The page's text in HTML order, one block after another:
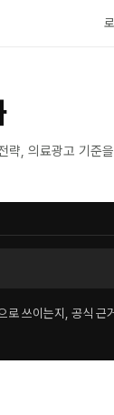
략, 의료광고 기준
쓰이는지, 공식 근